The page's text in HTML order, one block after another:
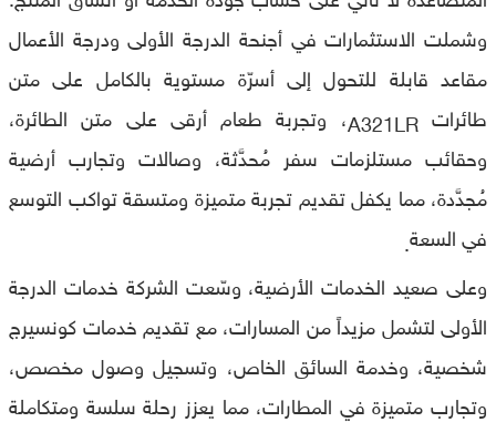
وشملت الاستثمارات في أجنحة الدرجة الأولى ودرجة الأعمال
مقاعد قابلة للتحول إلى أسرّة مستوية بالكامل على متن
طائراتA321LR
، وتجربة طعام أرقى على متن الطائرة،
وحقائب مستلزمات سفر مُحدَّثة، وصالات وتجارب أرضية
مُجدَّدة، مما يكفل تقديم تجربة متميزة ومتسقة تواكب التوسع
في السعة.
وعلى صعيد الخدمات الأرضية، وسّعت الشركة خدمات الدرجة
الأولى لتشمل مزيداً من المسارات، مع تقديم خدمات كونسيرج
شخصية، وخدمة السائق الخاص، وتسجيل وصول مخصص،
وتجارب متميزة في المطارات، مما يعزز رحلة سلسة ومتكاملة